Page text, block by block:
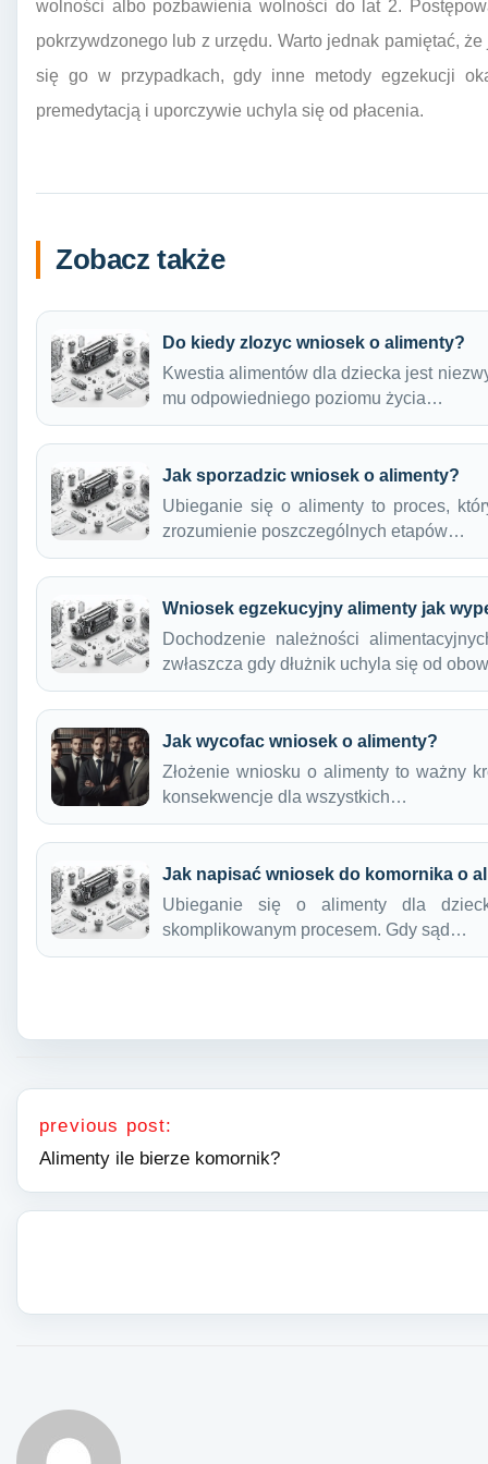
wolności albo pozbawienia wolności do lat 2.
pokrzywdzonego lub z urzędu. Warto jednak pamiętać,
się go w przypadkach, gdy inne metody egzekucji
premedytacją i uporczywie uchyla się od płacenia.
Zobacz także
Do kiedy zlozyc wniosek o alimenty?
Kwestia alimentów dla dziecka jest
mu odpowiedniego poziomu życia…
Jak sporzadzic wniosek o alimenty?
Ubieganie się o alimenty to proces,
zrozumienie poszczególnych etapów…
Wniosek egzekucyjny alimenty jak
Dochodzenie należności
zwłaszcza gdy dłużnik uchyla się od
Jak wycofac wniosek o alimenty?
Złożenie wniosku o alimenty to ważny
konsekwencje dla wszystkich…
Jak napisać wniosek do komornika o
Ubieganie się o alimenty dla
skomplikowanym procesem. Gdy sąd…
Nawigacja wpisu
previous post:
Alimenty ile bierze komornik?